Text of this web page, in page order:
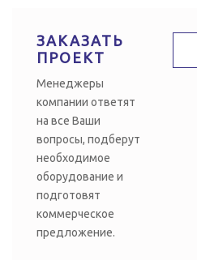
ЗАКАЗАТЬ
ПРОЕКТ
Менеджеры
компании ответят
на все Ваши
вопросы, подберут
необходимое
оборудование и
подготовят
коммерческое
предложение.